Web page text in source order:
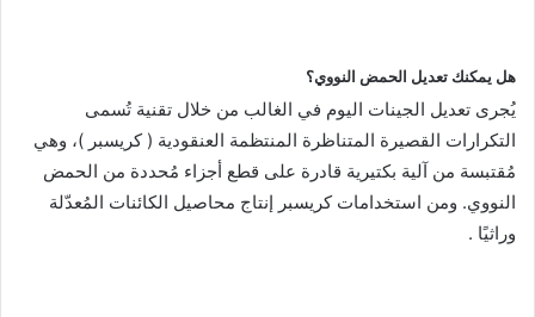
هل يمكنك تعديل الحمض النووي؟
يُجرى تعديل الجينات اليوم في الغالب من خلال تقنية تُسمى
التكرارات القصيرة المتناظرة المنتظمة العنقودية ( كريسبر )، وهي
مُقتبسة من آلية بكتيرية قادرة على قطع أجزاء مُحددة من الحمض
النووي. ومن استخدامات كريسبر إنتاج محاصيل الكائنات المُعدّلة
وراثيًا .